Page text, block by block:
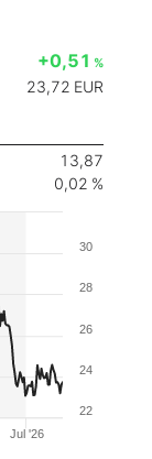
+0,51 %
23,72 EUR
13,87
0,02 %
Jul '26
22
24
26
28
30